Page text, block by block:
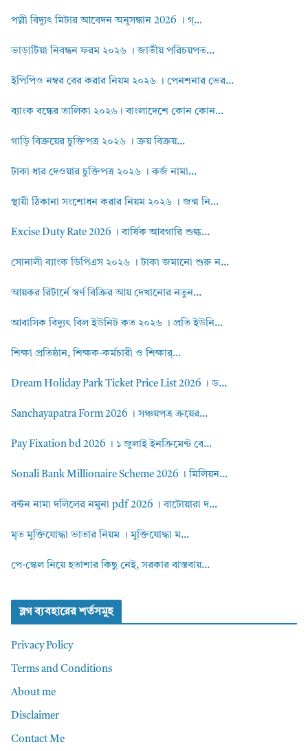
পল্লী বিদ্যুৎ মিটার আবেদন অনুসন্ধান 2026 । গ্...
ভাড়াটিয়া নিবন্ধন ফরম ২০২৬ । জাতীয় পরিচয়পত...
ইপিপিও নম্বর বের করার নিয়ম ২০২৬ । পেনশনার ভের...
ব্যাংক বন্ধের তালিকা ২০২৬। বাংলাদেশে কোন কোন...
গাড়ি বিক্রয়ের চুক্তিপত্র ২০২৬ । ক্রয় বিক্রয়...
টাকা ধার দেওয়ার চুক্তিপত্র ২০২৬ । কর্জ নামা...
স্থায়ী ঠিকানা সংশোধন করার নিয়ম ২০২৬ । জন্ম নি...
Excise Duty Rate 2026 । বার্ষিক আবগারি শুল্ক...
সোনালী ব্যাংক ডিপিএস ২০২৬ । টাকা জমানো শুরু ন...
আয়কর রিটার্নে স্বর্ণ বিক্রির আয় দেখানোর নতুন...
আবাসিক বিদ্যুৎ বিল ইউনিট কত ২০২৬ । প্রতি ইউনি...
শিক্ষা প্রতিষ্ঠান, শিক্ষক-কর্মচারী ও শিক্ষার্...
Dream Holiday Park Ticket Price List 2026 । ড...
Sanchayapatra Form 2026 । সঞ্চয়পত্র ক্রয়ের...
Pay Fixation bd 2026 । ১ জুলাই ইনক্রিমেন্ট বে...
Sonali Bank Millionaire Scheme 2026 । মিলিয়ন...
বন্টন নামা দলিলের নমুনা pdf 2026 । বাটোয়ারা দ...
মৃত মুক্তিযোদ্ধা ভাতার নিয়ম । মুক্তিযোদ্ধা ম...
পে-স্কেল নিয়ে হতাশার কিছু নেই, সরকার বাস্তবায়...
ব্লগ ব্যবহারের শর্তসমুহ
Privacy Policy
Terms and Conditions
About me
Disclaimer
Contact Me